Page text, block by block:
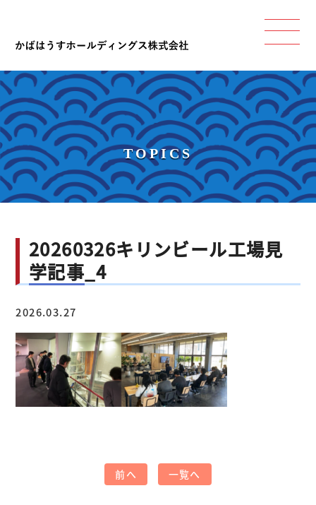
TOPICS
20260326キリンビール工場見
学記事_4
2026.03.27
前へ 一覧へ